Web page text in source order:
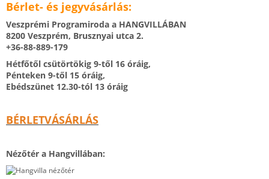
Bérlet- és jegyvásárlás:
Veszprémi Programiroda a HANGVILLÁBAN
8200 Veszprém, Brusznyai utca 2.
+36-88-889-179
Hétfőtől csütörtökig 9-től 16 óráig,
Pénteken 9-től 15 óráig,
Ebédszünet 12.30-tól 13 óráig
BÉRLETVÁSÁRLÁS
Nézőtér a Hangvillában: